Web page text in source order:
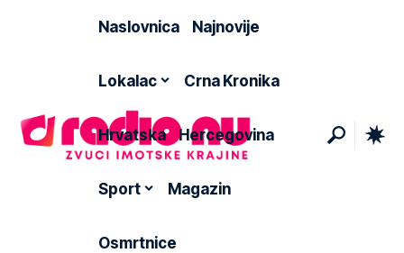
Naslovnica Najnovije
Lokalac Crna Kronika
Hrvatska Hercegovina
Sport Magazin
Osmrtnice